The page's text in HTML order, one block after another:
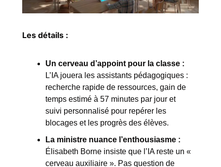
Les détails :
Un cerveau d’appoint pour la classe :
L’IA jouera les assistants pédagogiques :
recherche rapide de ressources, gain de
temps estimé à 57 minutes par jour et
suivi personnalisé pour repérer les
blocages et les progrès des élèves.
La ministre nuance l’enthousiasme :
Élisabeth Borne insiste que l’IA reste un «
cerveau auxiliaire ». Pas question de